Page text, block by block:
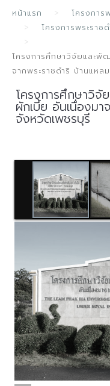
หน้าแรก
โครงการ
โครงการพระราช
โครงการศึกษาวิจัยและ
จากพระราชดำริ บ้านแหล
โครงการศึกษาวิ
ผักเบี้ย อันเนื่องมา
จังหวัดเพชรบุรี